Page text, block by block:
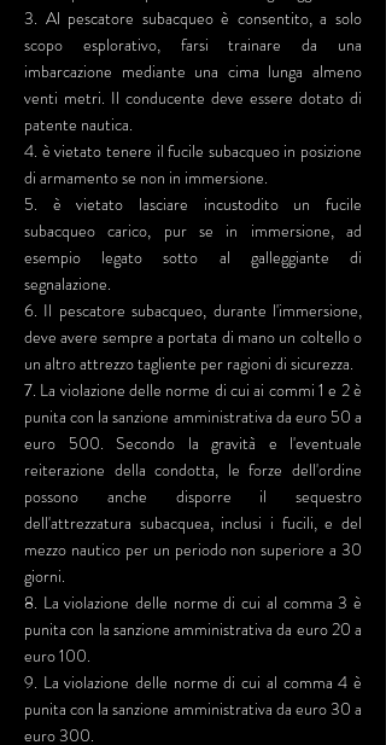
3. Al pescatore subacqueo è consentito, a solo
scopo esplorativo, farsi trainare da una
imbarcazione mediante una cima lunga almeno
venti metri. Il conducente deve essere dotato di
patente nautica.
4. è vietato tenere il fucile subacqueo in posizione
di armamento se non in immersione.
5. è vietato lasciare incustodito un fucile
subacqueo carico, pur se in immersione, ad
esempio legato sotto al galleggiante di
segnalazione.
6. Il pescatore subacqueo, durante l'immersione,
deve avere sempre a portata di mano un coltello o
un altro attrezzo tagliente per ragioni di sicurezza.
7. La violazione delle norme di cui ai commi 1 e 2 è
punita con la sanzione amministrativa da euro 50 a
euro 500. Secondo la gravità e l'eventuale
reiterazione della condotta, le forze dell'ordine
possono anche disporre il sequestro
dell'attrezzatura subacquea, inclusi i fucili, e del
mezzo nautico per un periodo non superiore a 30
giorni.
8. La violazione delle norme di cui al comma 3 è
punita con la sanzione amministrativa da euro 20 a
euro 100.
9. La violazione delle norme di cui al comma 4 è
punita con la sanzione amministrativa da euro 30 a
euro 300.